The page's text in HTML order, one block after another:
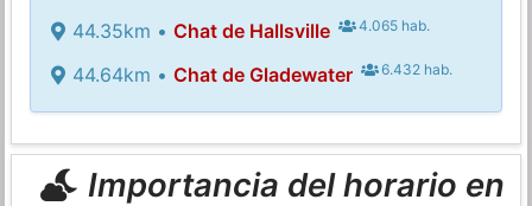
44.35km • Chat de Hallsville 4.065 hab.
44.64km • Chat de Gladewater 6.432 hab.
Importancia del horario en